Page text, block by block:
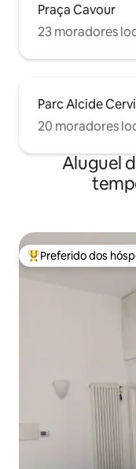
Praça Cavour
23 moradores
Parc Alcide Cervi
20 moradores
Aluguel
Entre os melhores
Preferido dos